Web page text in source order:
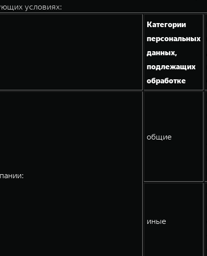
условиях:
Категории
персональных
данных,
подлежащих
обработке
общие
иные